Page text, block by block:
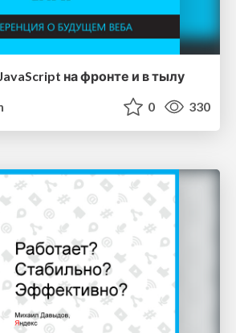
на фронте и в тылу
0 330